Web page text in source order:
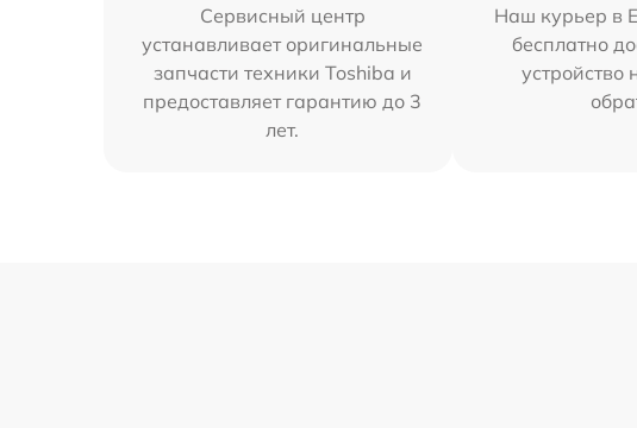
Сервисный центр
устанавливает оригинальные
запчасти техники Toshiba и
предоставляет гарантию до 3
лет.
Наш курьер в
бесплатно
устройство